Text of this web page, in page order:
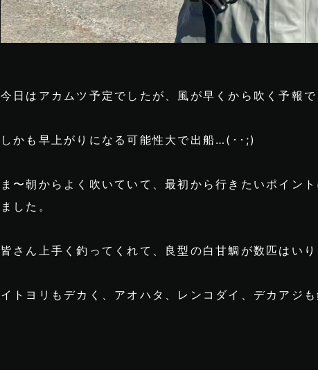
今日はアカムツ予定でしたが、風が早くから吹く予報
しかも早上がりになる可能性大で出船…(･･;)
ま〜朝からよく吹いていて、最初から行きたいポイン
ました。
皆さん上手く釣ってくれて、良型の白甘鯛が数匹はいり
イトヨリもデカく、アオハタ、レンコダイ、デカアジも